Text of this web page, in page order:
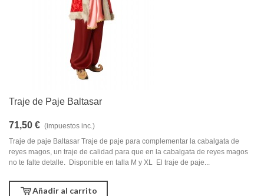
Traje de Paje Baltasar
71,50 € (impuestos inc.)
Traje de paje Baltasar Traje de paje para complementar la cabalgata de
reyes magos, un traje de calidad para que en la cabalgata de reyes magos
no te falte detalle. Disponible en talla M y XL El traje de paje...
Añadir al carrito